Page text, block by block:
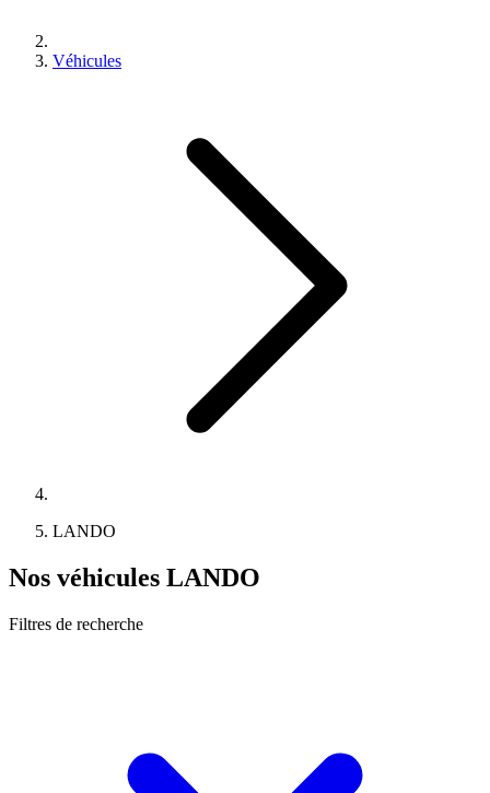
Véhicules
LANDO
Nos véhicules LANDO
Filtres de recherche